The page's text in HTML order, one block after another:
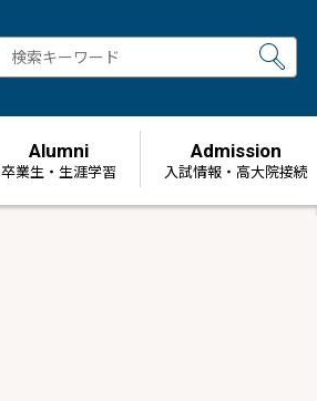
Alumni
卒業生・生涯学習
Admission
⼊試情報・高大院接続